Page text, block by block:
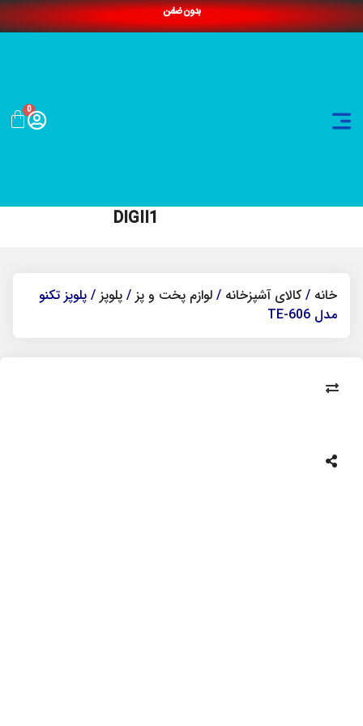
بدون ضامن
0
DIGII1
خانه / کالای آشپزخانه / لوازم پخت و پز / پلوپز / پلوپز تکنو
مدل TE-606